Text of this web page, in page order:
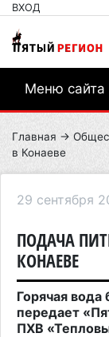
ВХОД
Меню сайта
Главная →
в Конаеве
29 сентября
ПОДАЧА
КОНАЕВЕ
Горячая вода
передает
ПХВ